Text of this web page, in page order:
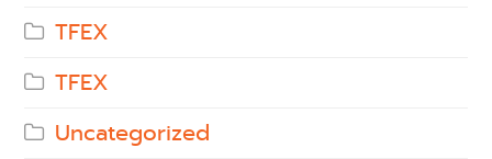
TFEX
TFEX
Uncategorized